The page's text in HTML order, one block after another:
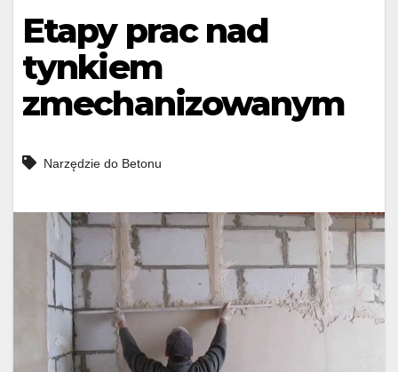
Etapy prac nad
tynkiem
zmechanizowanym
Narzędzie do Betonu